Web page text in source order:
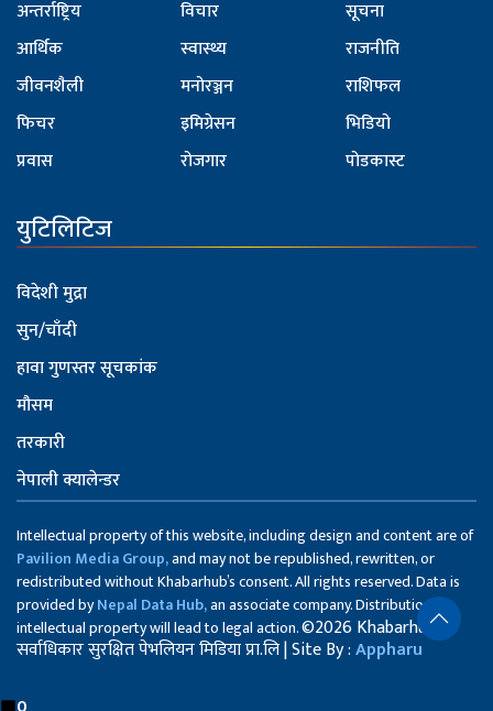
अन्तर्राष्ट्रिय
आर्थिक
जीवनशैली
फिचर
प्रवास
विचार
स्वास्थ्य
मनोरञ्जन
इमिग्रेसन
रोजगार
सूचना
राजनीति
राशिफल
भिडियो
पोडकास्ट
युटिलिटिज
विदेशी मुद्रा
सुन/चाँदी
हावा गुणस्तर सूचकांक
मौसम
तरकारी
नेपाली क्यालेन्डर
Intellectual property of this website, including design and content are of
Pavilion Media Group,and may not be republished, rewritten, or
redistributed without Khabarhub’s consent. All rights reserved. Data is
provided byNepal Data Hub,an associate company. Distribution of
intellectual property will lead to legal action.©2026 Khabarhub
सर्वाधिकार सुरक्षित पेभलियन मिडिया प्रा.लि | Site By :Appharu